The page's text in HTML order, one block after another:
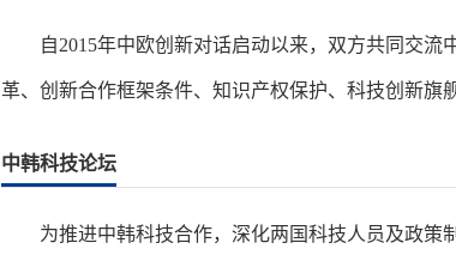
自2015年中欧创新对话启动以来，双方共同交
革、创新合作框架条件、知识产权保护、科技创新旗
中韩科技论坛
为推进中韩科技合作，深化两国科技人员及政策